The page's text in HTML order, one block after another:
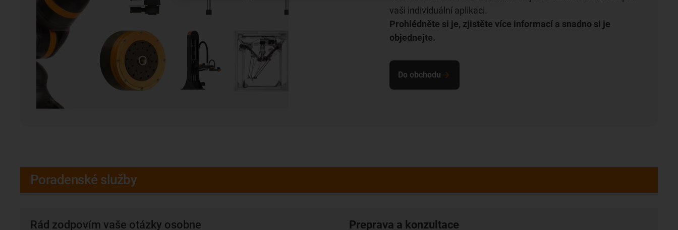
vaši individuální aplikaci.
Prohlédněte si je, zjistěte více informací a snadno si je
objednejte.
Do obchodu
Poradenské služby
Rád zodpovím vaše otázky osobne Preprava a konzultace